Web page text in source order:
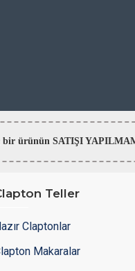
bir ürünün SATIŞI
Teller
Claptonlar
Makaralar